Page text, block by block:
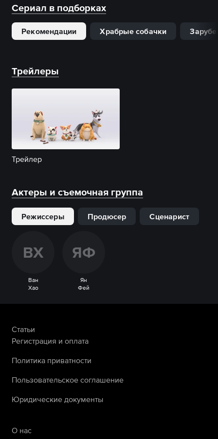
Сериал в подборках
Рекомендации Храбрые собачки
Трейлеры
Трейлер
Актеры и съемочная группа
Режиссеры Продюсер Сценарист
ВХ
Ван
Хао
ЯФ
Ян
Фей
Статьи
Регистрация и оплата
Политика приватности
Пользовательское соглашение
Юридические документы
О нас